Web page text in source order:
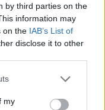
by third parties on the
information may
on the IAB’s List of
disclose it to other
my